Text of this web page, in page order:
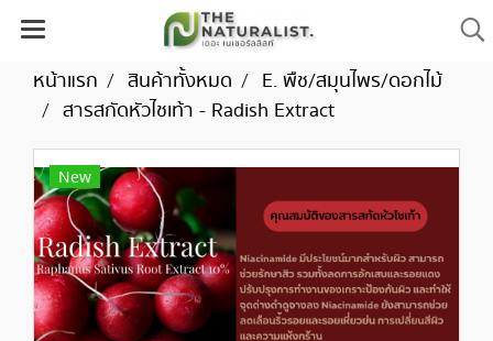
หน้าแรก สินค้าทั้งหมด
E. พืช/สมุนไพร/ดอกไม้
สารสกัดหัวไชเท้า - Radish Extract
New